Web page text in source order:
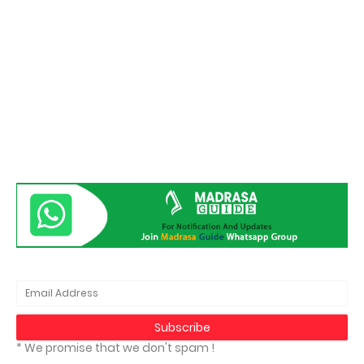
* We promise that we don't spam !